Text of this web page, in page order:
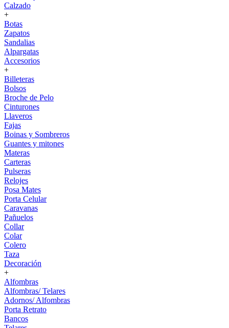
Calzado
+
Botas
Zapatos
Sandalias
Alpargatas
Accesorios
+
Billeteras
Bolsos
Broche de Pelo
Cinturones
Llaveros
Fajas
Boinas y Sombreros
Guantes y mitones
Materas
Carteras
Pulseras
Relojes
Posa Mates
Porta Celular
Caravanas
Pañuelos
Collar
Colar
Colero
Taza
Decoración
+
Alfombras
Alfombras/ Telares
Adornos/ Alfombras
Porta Retrato
Bancos